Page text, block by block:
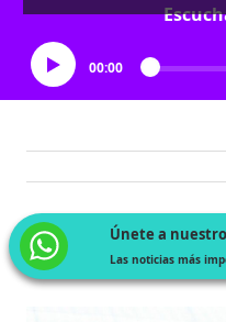
00:00
Únete a
Las noticias más